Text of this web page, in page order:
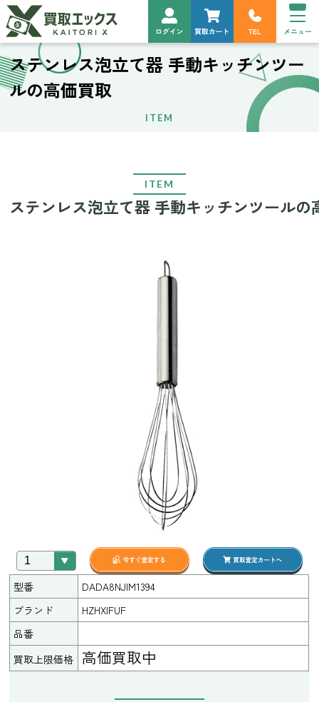
ステンレス泡立て器 手動キッチンツー
ルの高価買取
ITEM
ITEM
ステンレス泡立て器 手動キッチンツールの
型番
DADA8NJIM1394
ブランド
HZHXIFUF
品番
買取上限価格
高価買取中